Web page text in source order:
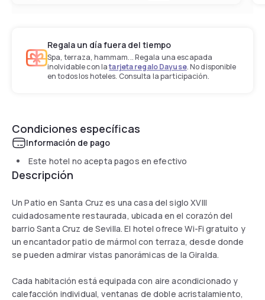
Regala un día fuera del tiempo
Spa, terraza, hammam... Regala una escapada
inolvidable con latarjeta regalo Dayuse. No disponible
en todos los hoteles. Consulta la participación.
Condiciones específicas
Información de pago
Este hotel no acepta pagos en efectivo
Descripción
Un Patio en Santa Cruz es una casa del siglo XVIII
cuidadosamente restaurada, ubicada en el corazón del
barrio Santa Cruz de Sevilla. El hotel ofrece Wi-Fi gratuito y
un encantador patio de mármol con terraza, desde donde
se pueden admirar vistas panorámicas de la Giralda.
Cada habitación está equipada con aire acondicionado y
calefacción individual, ventanas de doble acristalamiento,